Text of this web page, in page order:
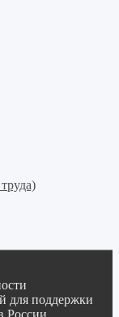
для поддержки